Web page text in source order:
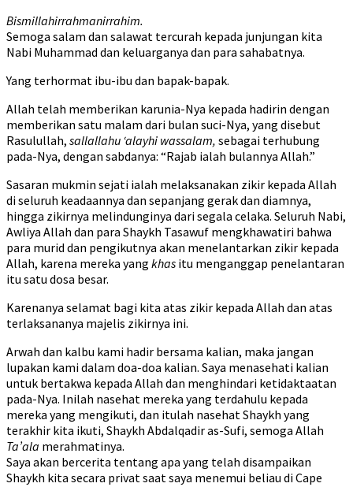
Bismillahirrahmanirrahim.
Semoga salam dan salawat tercurah kepada junjungan kita
Nabi Muhammad dan keluarganya dan para sahabatnya.
Yang terhormat ibu-ibu dan bapak-bapak.
Allah telah memberikan karunia-Nya kepada hadirin dengan
memberikan satu malam dari bulan suci-Nya, yang disebut
Rasulullah, sallallahu ‘alayhi wassalam, sebagai terhubung
pada-Nya, dengan sabdanya: “Rajab ialah bulannya Allah.”
Sasaran mukmin sejati ialah melaksanakan zikir kepada Allah
di seluruh keadaannya dan sepanjang gerak dan diamnya,
hingga zikirnya melindunginya dari segala celaka. Seluruh Nabi,
Awliya Allah dan para Shaykh Tasawuf mengkhawatiri bahwa
para murid dan pengikutnya akan menelantarkan zikir kepada
Allah, karena mereka yang khas itu menganggap penelantaran
itu satu dosa besar.
Karenanya selamat bagi kita atas zikir kepada Allah dan atas
terlaksananya majelis zikirnya ini.
Arwah dan kalbu kami hadir bersama kalian, maka jangan
lupakan kami dalam doa-doa kalian. Saya menasehati kalian
untuk bertakwa kepada Allah dan menghindari ketidaktaatan
pada-Nya. Inilah nasehat mereka yang terdahulu kepada
mereka yang mengikuti, dan itulah nasehat Shaykh yang
terakhir kita ikuti, Shaykh Abdalqadir as-Sufi, semoga Allah
Ta’ala merahmatinya.
Saya akan bercerita tentang apa yang telah disampaikan
Shaykh kita secara privat saat saya menemui beliau di Cape